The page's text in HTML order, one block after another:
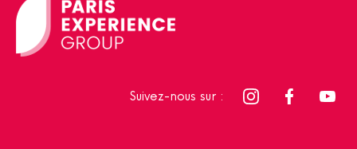
Suivez-nous sur :